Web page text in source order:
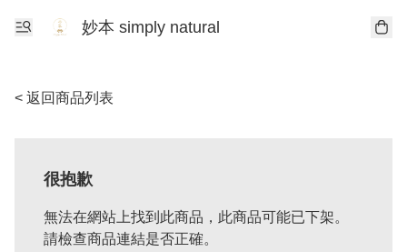
妙本 simply natural
< 返回商品列表
很抱歉
無法在網站上找到此商品，此商品可能已下架。
請檢查商品連結是否正確。